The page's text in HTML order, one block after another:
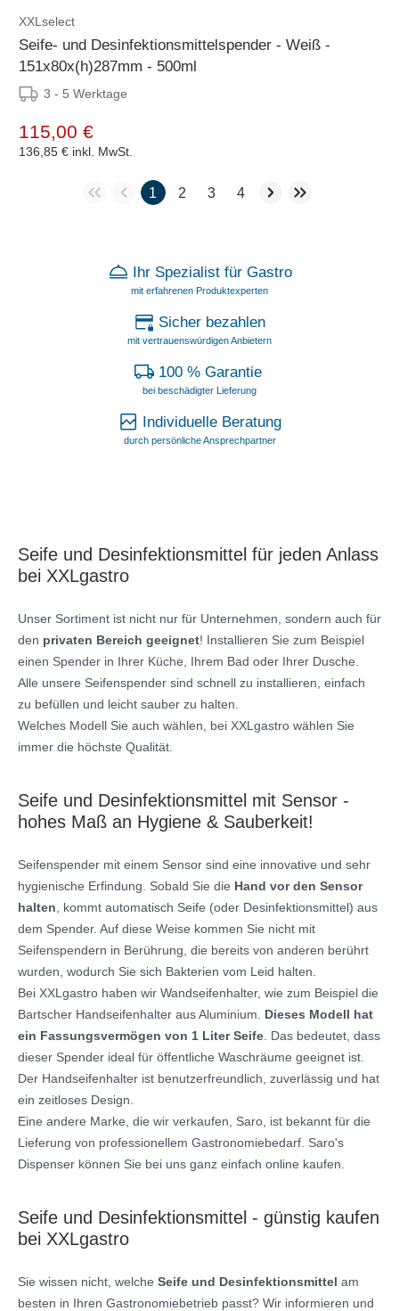
XXLselect
Seife- und Desinfektionsmittelspender - Weiß -
151x80x(h)287mm - 500ml
3 - 5 Werktage
115,00 €
136,85 € inkl. MwSt.
1 2 3 4
Ihr Spezialist für Gastro
mit erfahrenen Produktexperten
Sicher bezahlen
mit vertrauenswürdigen Anbietern
100 % Garantie
bei beschädigter Lieferung
Individuelle Beratung
durch persönliche Ansprechpartner
Seife und Desinfektionsmittel für jeden Anlass
bei XXLgastro
Unser Sortiment ist nicht nur für Unternehmen, sondern auch für
den privaten Bereich geeignet! Installieren Sie zum Beispiel
einen Spender in Ihrer Küche, Ihrem Bad oder Ihrer Dusche.
Alle unsere Seifenspender sind schnell zu installieren, einfach
zu befüllen und leicht sauber zu halten.
Welches Modell Sie auch wählen, bei XXLgastro wählen Sie
immer die höchste Qualität.
Seife und Desinfektionsmittel mit Sensor -
hohes Maß an Hygiene & Sauberkeit!
Seifenspender mit einem Sensor sind eine innovative und sehr
hygienische Erfindung. Sobald Sie die Hand vor den Sensor
halten , kommt automatisch Seife (oder Desinfektionsmittel) aus
dem Spender. Auf diese Weise kommen Sie nicht mit
Seifenspendern in Berührung, die bereits von anderen berührt
wurden, wodurch Sie sich Bakterien vom Leid halten.
Bei XXLgastro haben wir Wandseifenhalter, wie zum Beispiel die
Bartscher Handseifenhalter aus Aluminium. Dieses Modell hat
ein Fassungsvermögen von 1 Liter Seife . Das bedeutet, dass
dieser Spender ideal für öffentliche Waschräume geeignet ist.
Der Handseifenhalter ist benutzerfreundlich, zuverlässig und hat
ein zeitloses Design.
Eine andere Marke, die wir verkaufen, Saro, ist bekannt für die
Lieferung von professionellem Gastronomiebedarf. Saro's
Dispenser können Sie bei uns ganz einfach online kaufen.
Seife und Desinfektionsmittel - günstig kaufen
bei XXLgastro
Sie wissen nicht, welche Seife und Desinfektionsmittel am
besten in Ihren Gastronomiebetrieb passt? Wir informieren und